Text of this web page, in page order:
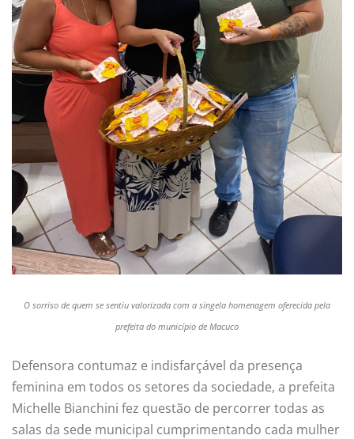
O sorriso de quem se sentiu valorizada com a singela homenagem oferecida pela
prefeita do município de Macuco
Defensora contumaz e indisfarçável da presença
feminina em todos os setores da sociedade, a prefeita
Michelle Bianchini fez questão de percorrer todas as
salas da sede municipal cumprimentando cada mulher